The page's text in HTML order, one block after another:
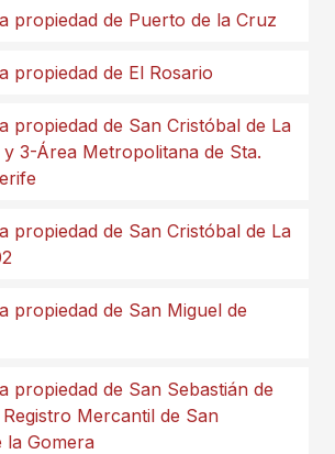
propiedad de Puerto de la Cruz
propiedad de El Rosario
propiedad de San Cristóbal de La
y 3-Área Metropolitana de Sta.
propiedad de San Cristóbal de La
propiedad de San Miguel de
propiedad de San Sebastián de
Mercantil de San
la Gomera